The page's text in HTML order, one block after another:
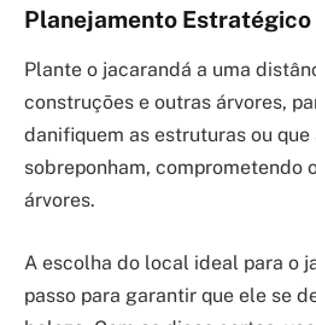
Planejamento Estratégico
Plante o jacarandá a uma
construções e outras árvores,
danifiquem as estruturas ou que
sobreponham, comprometendo
árvores.
A escolha do local ideal para o
passo para garantir que ele se